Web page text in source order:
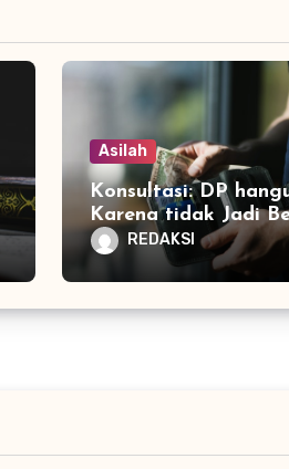
Asilah
Konsultasi: DP
Karena tidak Jadi
REDAKSI